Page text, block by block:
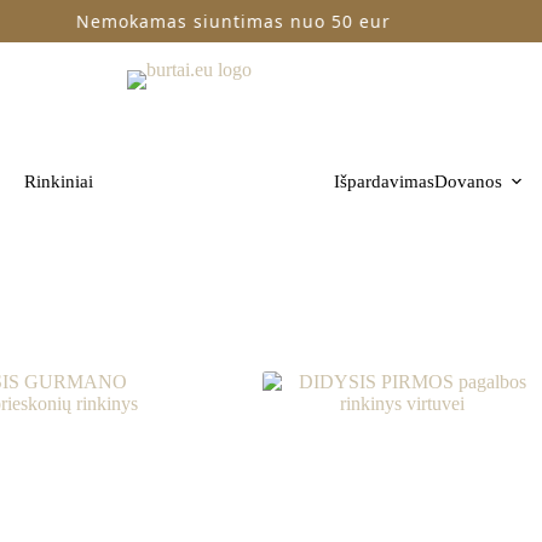
Nemokamas siuntimas nuo 50 eur
Rinkiniai IšpardavimasDovanos